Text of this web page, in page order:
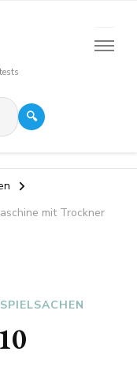
🔍
mit Trockner
SPIELSACHEN